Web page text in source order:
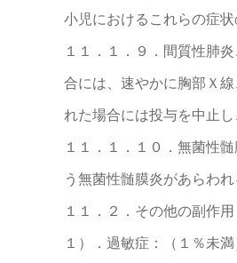
小児におけるこれらの症状
１１．１．９．間質性肺
合には、速やかに胸部Ｘ
れた場合には投与を中止
１１．１．１０．無菌性
う無菌性髄膜炎があらわれ
１１．２．その他の副作用
１）．過敏症：（１％未